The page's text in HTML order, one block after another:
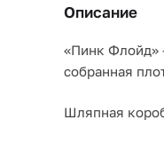
Описание
«Пинк Флойд»
собранная
Шляпная